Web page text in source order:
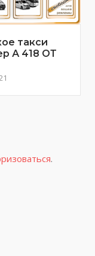
такси
А 418 ОТ
.